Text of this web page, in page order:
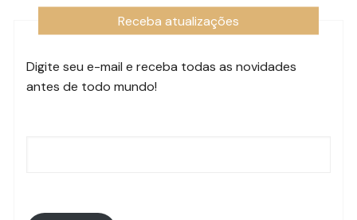
Receba atualizações
Digite seu e-mail e receba todas as novidades
antes de todo mundo!